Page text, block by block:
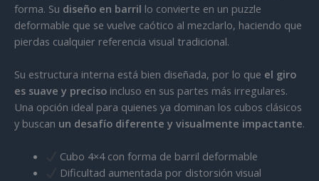
forma. Su diseño en barril lo convierte en un puzzle
deformable que se vuelve caótico al mezclarlo, haciendo que
pierdas cualquier referencia visual tradicional.
Su estructura interna está bien diseñada, por lo que el giro
es suave y preciso incluso en sus partes más irregulares.
Una opción ideal para quienes ya dominan los cubos clásicos
y buscan un desafío diferente y visualmente impactante.
Cubo 4×4 con forma de barril deformable
Dificultad aumentada por distorsión visual